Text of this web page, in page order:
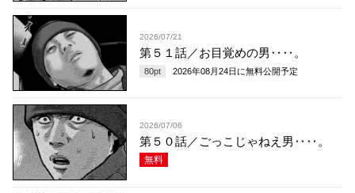
2026/07/21
第５１話／お目覚めの男‥‥。
80pt 2026年08月24日 に無料公開予定
2026/07/06
第５０話／ごっこじゃねえ男‥‥。
無料